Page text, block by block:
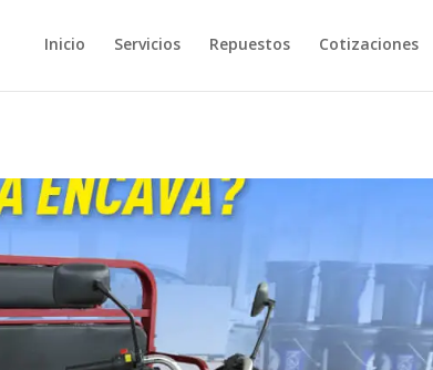
Inicio Servicios Repuestos Cotizaciones